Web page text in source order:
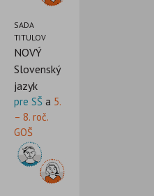
SADA
TITULOV
NOVÝ
Slovenský
jazyk
pre SŠ a 5.
– 8. roč.
GOŠ